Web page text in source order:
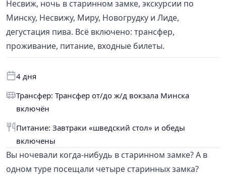
Несвиж, ночь в старинном замке, экскурсии по
Минску, Несвижу, Миру, Новогрудку и Лиде,
дегустация пива. Всё включено: трансфер,
проживание, питание, входные билеты.
4 дня
Трансфер: Трансфер от/до ж/д вокзала Минска
включён
Питание: Завтраки «шведский стол» и обеды
включены
Вы ночевали когда-нибудь в старинном замке? А в
одном туре посещали четыре старинных замка?